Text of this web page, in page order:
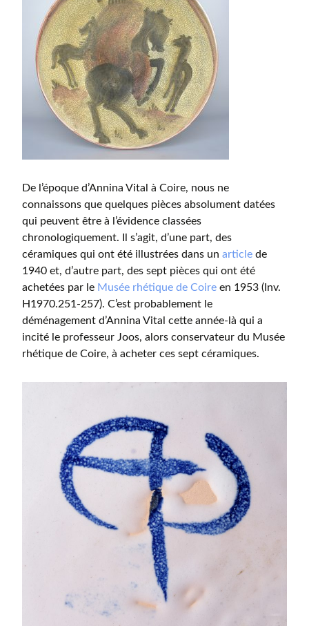
De l’époque d’Annina Vital à Coire, nous ne
connaissons que quelques pièces absolument datées
qui peuvent être à l’évidence classées
chronologiquement. Il s’agit, d’une part, des
céramiques qui ont été illustrées dans un article de
1940 et, d’autre part, des sept pièces qui ont été
achetées par le Musée rhétique de Coire en 1953 (Inv.
H1970.251-257). C’est probablement le
déménagement d’Annina Vital cette année-là qui a
incité le professeur Joos, alors conservateur du Musée
rhétique de Coire, à acheter ces sept céramiques.